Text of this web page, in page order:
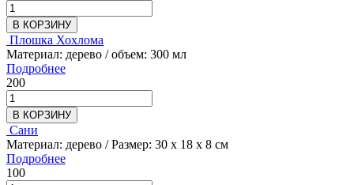
В КОРЗИНУ
Плошка Хохлома
Материал: дерево / объем: 300 мл
Подробнее
200
В КОРЗИНУ
Сани
Материал: дерево / Размер: 30 х 18 х 8 см
Подробнее
100